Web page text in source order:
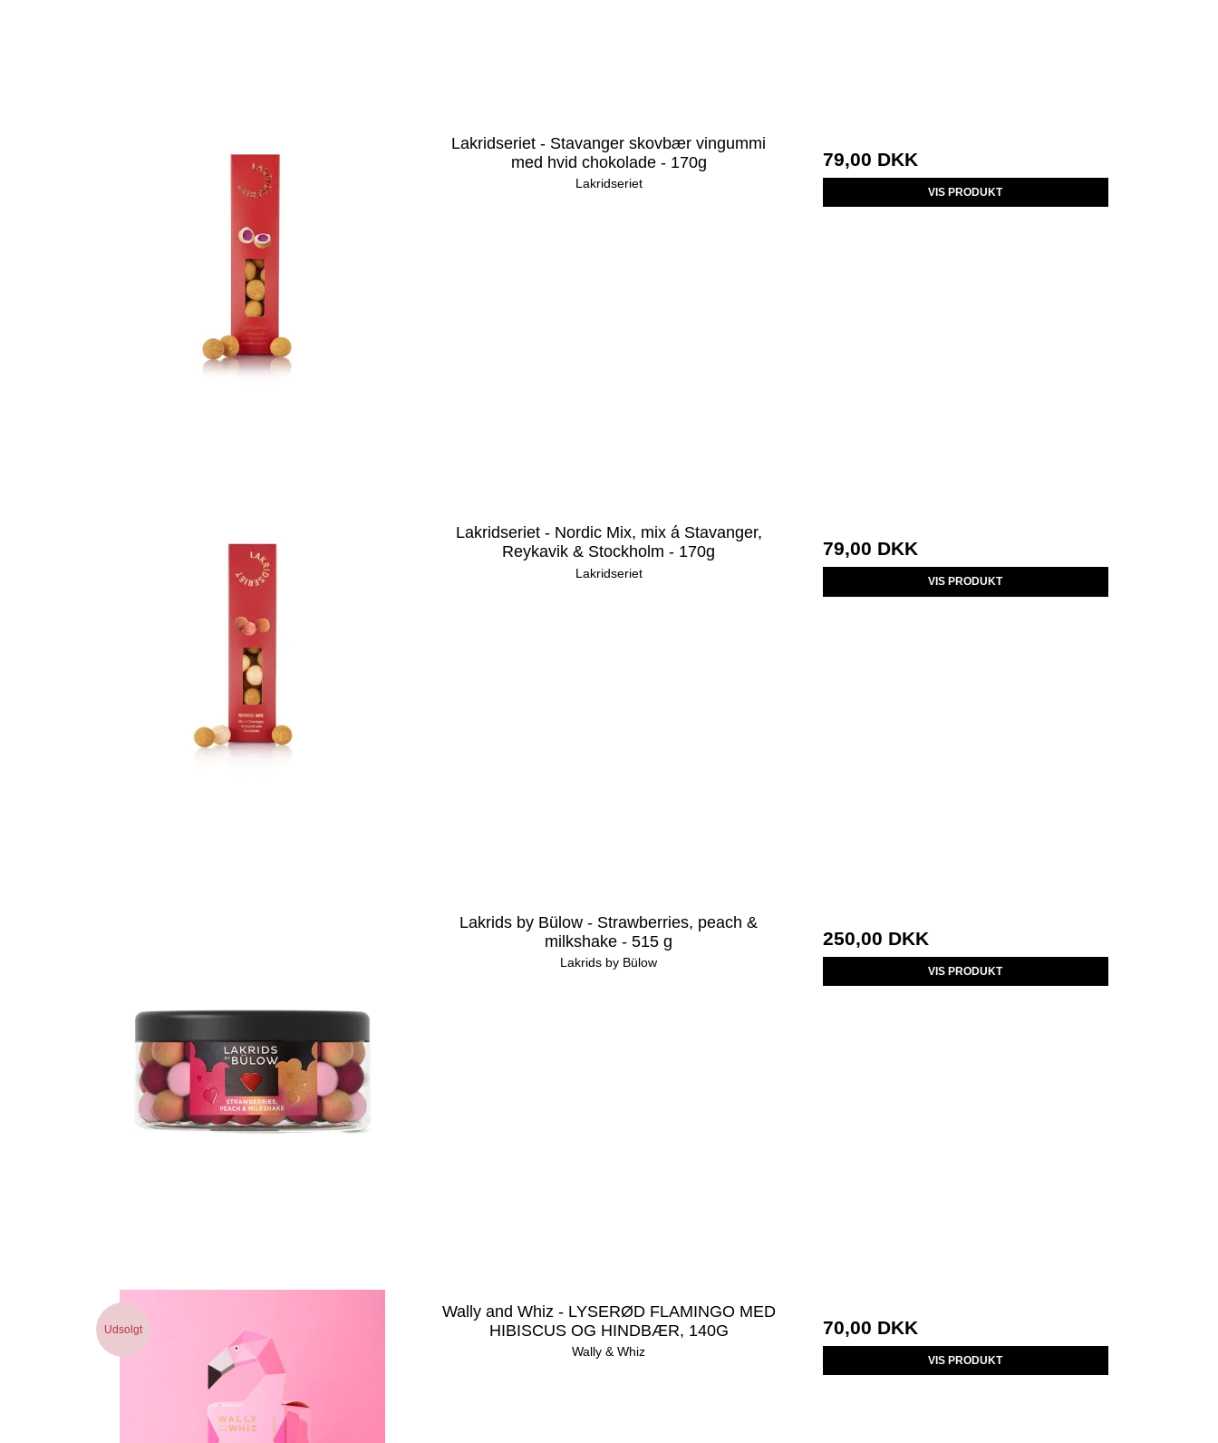
Lakridseriet - Stavanger skovbær vingummi
med hvid chokolade - 170g
Lakridseriet
79,00 DKK
VIS PRODUKT
Lakridseriet - Nordic Mix, mix á Stavanger,
Reykavik & Stockholm - 170g
Lakridseriet
79,00 DKK
VIS PRODUKT
Lakrids by Bülow - Strawberries, peach &
milkshake - 515 g
Lakrids by Bülow
250,00 DKK
VIS PRODUKT
Udsolgt
Wally and Whiz - LYSERØD FLAMINGO MED
HIBISCUS OG HINDBÆR, 140G
Wally & Whiz
70,00 DKK
VIS PRODUKT